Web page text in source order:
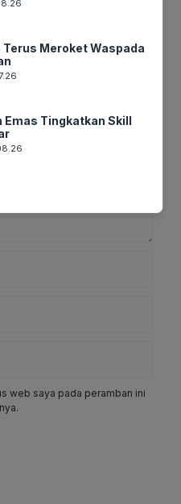
web saya pada peramban ini
Meroket Waspada
Emas Tingkatkan Skill